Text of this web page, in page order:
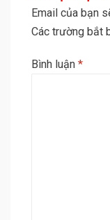
Email của bạn
Các trường bắt
Bình luận *